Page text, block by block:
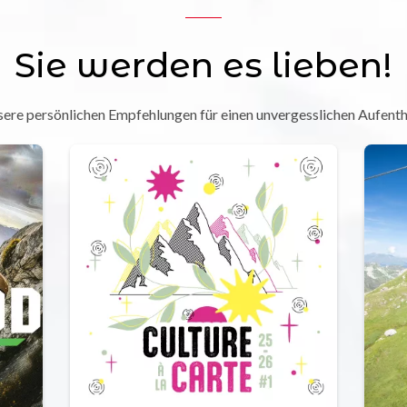
Sie werden es lieben!
persönlichen Empfehlungen für einen unvergesslichen